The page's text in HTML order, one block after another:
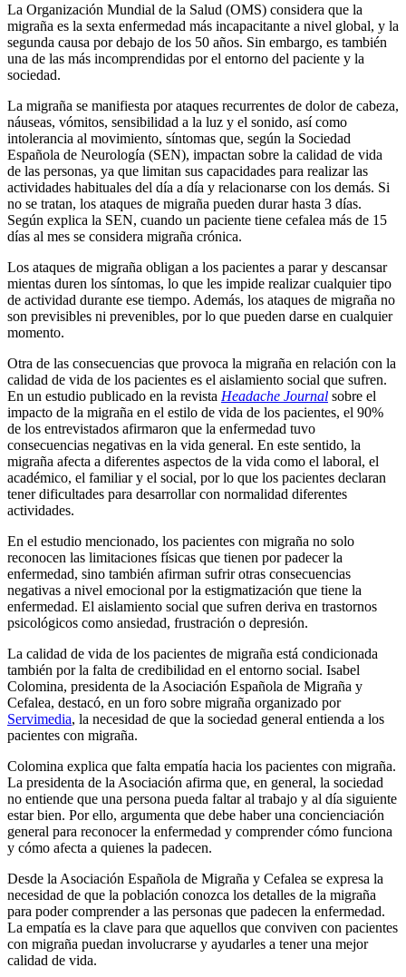
La Organización Mundial de la Salud (OMS) considera que la
migraña es la sexta enfermedad más incapacitante a nivel global, y la
segunda causa por debajo de los 50 años. Sin embargo, es también
una de las más incomprendidas por el entorno del paciente y la
sociedad.
La migraña se manifiesta por ataques recurrentes de dolor de cabeza,
náuseas, vómitos, sensibilidad a la luz y el sonido, así como
intolerancia al movimiento, síntomas que, según la Sociedad
Española de Neurología (SEN), impactan sobre la calidad de vida
de las personas, ya que limitan sus capacidades para realizar las
actividades habituales del día a día y relacionarse con los demás. Si
no se tratan, los ataques de migraña pueden durar hasta 3 días.
Según explica la SEN, cuando un paciente tiene cefalea más de 15
días al mes se considera migraña crónica.
Los ataques de migraña obligan a los pacientes a parar y descansar
mientas duren los síntomas, lo que les impide realizar cualquier tipo
de actividad durante ese tiempo. Además, los ataques de migraña no
son previsibles ni prevenibles, por lo que pueden darse en cualquier
momento.
Otra de las consecuencias que provoca la migraña en relación con la
calidad de vida de los pacientes es el aislamiento social que sufren.
En un estudio publicado en la revista Headache Journal sobre el
impacto de la migraña en el estilo de vida de los pacientes, el 90%
de los entrevistados afirmaron que la enfermedad tuvo
consecuencias negativas en la vida general. En este sentido, la
migraña afecta a diferentes aspectos de la vida como el laboral, el
académico, el familiar y el social, por lo que los pacientes declaran
tener dificultades para desarrollar con normalidad diferentes
actividades.
En el estudio mencionado, los pacientes con migraña no solo
reconocen las limitaciones físicas que tienen por padecer la
enfermedad, sino también afirman sufrir otras consecuencias
negativas a nivel emocional por la estigmatización que tiene la
enfermedad. El aislamiento social que sufren deriva en trastornos
psicológicos como ansiedad, frustración o depresión.
La calidad de vida de los pacientes de migraña está condicionada
también por la falta de credibilidad en el entorno social. Isabel
Colomina, presidenta de la Asociación Española de Migraña y
Cefalea, destacó, en un foro sobre migraña organizado por
Servimedia, la necesidad de que la sociedad general entienda a los
pacientes con migraña.
Colomina explica que falta empatía hacia los pacientes con migraña.
La presidenta de la Asociación afirma que, en general, la sociedad
no entiende que una persona pueda faltar al trabajo y al día siguiente
estar bien. Por ello, argumenta que debe haber una concienciación
general para reconocer la enfermedad y comprender cómo funciona
y cómo afecta a quienes la padecen.
Desde la Asociación Española de Migraña y Cefalea se expresa la
necesidad de que la población conozca los detalles de la migraña
para poder comprender a las personas que padecen la enfermedad.
La empatía es la clave para que aquellos que conviven con pacientes
con migraña puedan involucrarse y ayudarles a tener una mejor
calidad de vida.